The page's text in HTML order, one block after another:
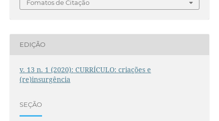
Fomatos de Citação
EDIÇÃO
v. 13 n. 1 (2020): CURRÍCULO: criações e
(re)insurgência
SEÇÃO